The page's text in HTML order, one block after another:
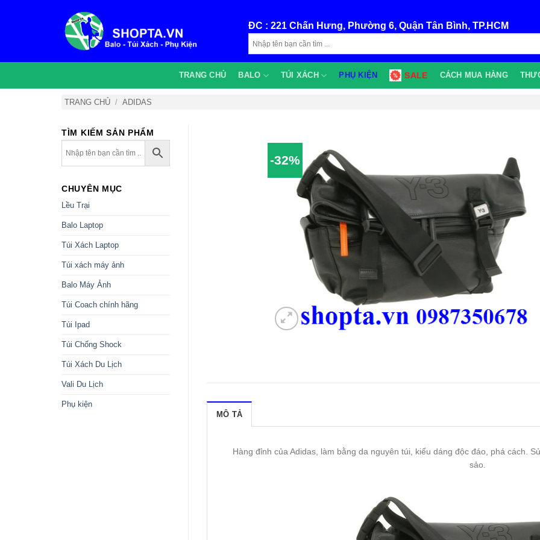
ĐC : 221 Chấn Hưng, Phường 6, Quận Tân Bình, TP.HCM
TRANG CHỦ BALO TÚI XÁCH PHỤ KIỆN SALE CÁCH MUA HÀNG
TRANG CHỦ / ADIDAS
TÌM KIẾM SẢN PHẨM
CHUYÊN MỤC
Lều Trại
Balo Laptop
Túi Xách Laptop
Túi xách máy ảnh
Balo Máy Ảnh
Túi Coach chính hãng
Túi Ipad
Túi Chống Shock
Túi Xách Du Lịch
Vali Du Lịch
Phụ kiện
-32%
MÔ TẢ
Hàng đỉnh của Adidas, làm bằng da nguyên túi, kiểu dáng độc đáo, phá cách.
sảo.